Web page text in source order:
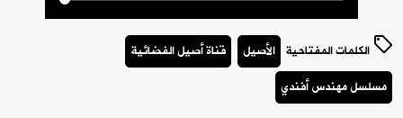
الكلمات المفتاحية الأصيل
قناة أصيل الفضائية
مسلسل مهندس أفندي